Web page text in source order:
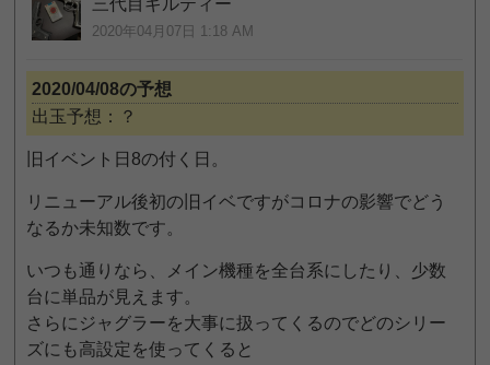
三代目ギルティー
2020年04月07日 1:18 AM
2020/04/08の予想
出玉予想：？
旧イベント日8の付く日。
リニューアル後初の旧イベですがコロナの影響でどう
なるか未知数です。
いつも通りなら、メイン機種を全台系にしたり、少数
台に単品が見えます。
さらにジャグラーを大事に扱ってくるのでどのシリー
ズにも高設定を使ってくると